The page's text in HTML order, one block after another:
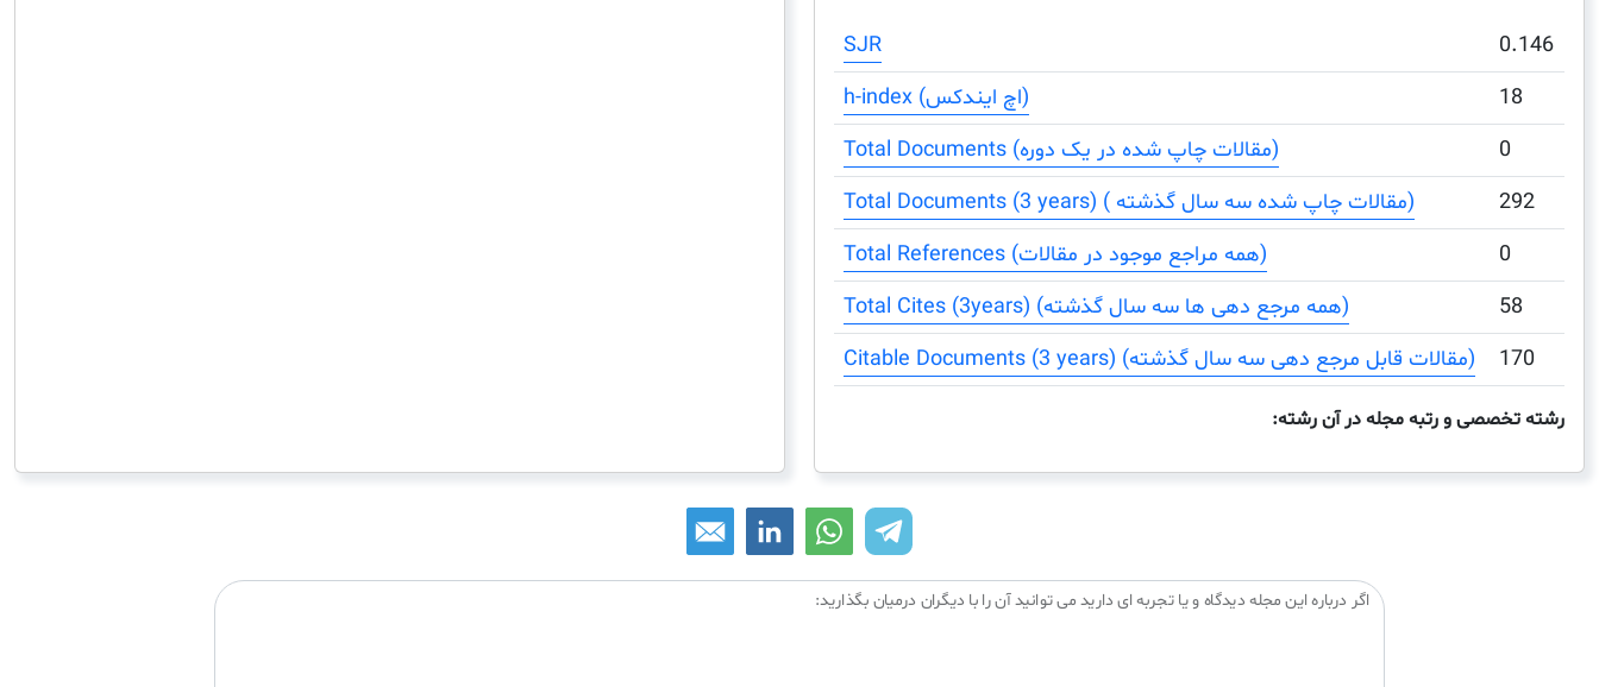
SJR
0.146
h-index (اچ ایندکس)
18
Total Documents (مقالات چاپ شده در یک دوره)
0
Total Documents (3 years) ( مقالات چاپ شده سه سال گذشته)
292
Total References (همه مراجع موجود در مقالات)
0
Total Cites (3years) (همه مرجع دهی ها سه سال گذشته)
58
Citable Documents (3 years) (مقالات قابل مرجع دهی سه سال گذشته)
170
رشته تخصصی و رتبه مجله در آن رشته:
اگر درباره این مجله دیدگاه و یا تجربه ای دارید می توانید آن را با دیگران درمیان بگذارید: